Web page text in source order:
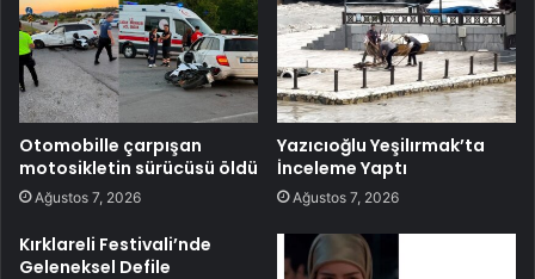
Otomobille çarpışan
motosikletin sürücüsü öldü
Ağustos 7, 2026
Yazıcıoğlu Yeşilırmak’ta
İnceleme Yaptı
Ağustos 7, 2026
Kırklareli Festivali’nde
Geleneksel Defile